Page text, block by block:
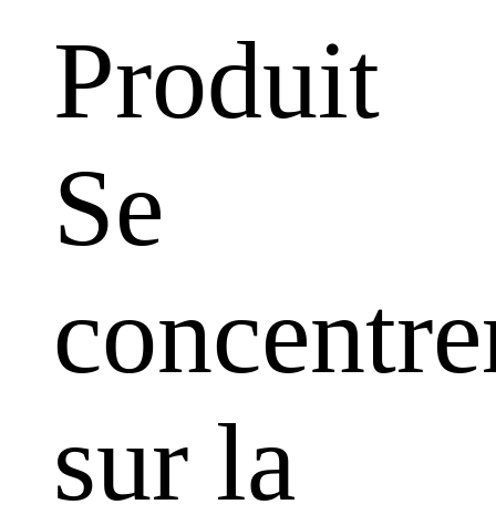
Produit
Se
sur la